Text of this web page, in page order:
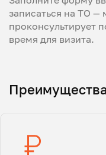
записаться на ТО —
проконсультирует
время для визита.